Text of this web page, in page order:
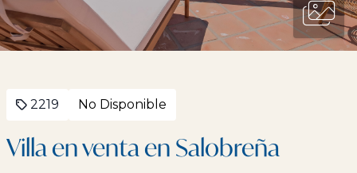
2219 No Disponible
Villa en venta en Salobreña